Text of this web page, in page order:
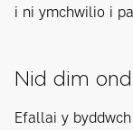
i ni ymchwilio i
Nid dim
Efallai y